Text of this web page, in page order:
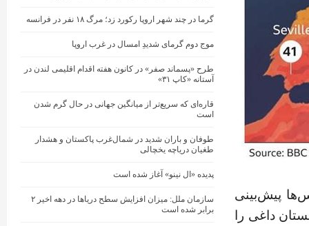
پیش‌بینی
احتمال زیاد در سال جاری میلادی (۲۰۲۵)، تابستان داغی را
گرما در چند شهر اروپا رکورد زد؛ مرگ ۱۸ نفر در فرانسه
موج دوم گرمای شدیدِ امسال در غرب اروپا
طرح «پسماند صفر» در کانون هفته اقدام اقلیمی لندن در
آستانه «کاپ ۳۱»
قاره‌ای که سریع‌تر از میانگین جهانی در حال گرم شدن
است
طوفان و باران شدید در شمال‌غرب پاکستان و هشدار
طغیان دریاچه یخچالی
پدیده «ال نینو» آغاز شده است
سازمان ملل: میزان افزایش سطح دریاها در دهه اخیر ۲
برابر شده است